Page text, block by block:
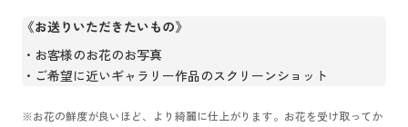
《お送りいただきたいもの》
お客様のお花のお写真
ご希望に近いギャラリー作品のスクリーンショット
※お花の鮮度が良いほど、より綺麗に仕上がります。お花を受け取ってか